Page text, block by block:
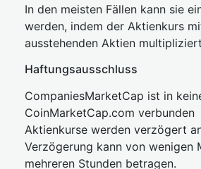
In den meisten Fällen kann sie
werden, indem der Aktienkurs
ausstehenden Aktien
Haftungsausschluss
CompaniesMarketCap ist in
CoinMarketCap.com verbunden
Aktienkurse werden verzögert
Verzögerung kann von wenigen
mehreren Stunden betragen.